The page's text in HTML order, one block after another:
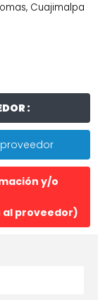
Cuajimalpa
:
y/o
al proveedor)